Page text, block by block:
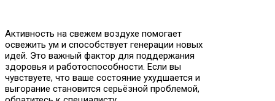
Активность на свежем воздухе помогает
освежить ум и способствует генерации новых
идей. Это важный фактор для поддержания
здоровья и работоспособности. Если вы
чувствуете, что ваше состояние ухудшается и
выгорание становится серьёзной проблемой,